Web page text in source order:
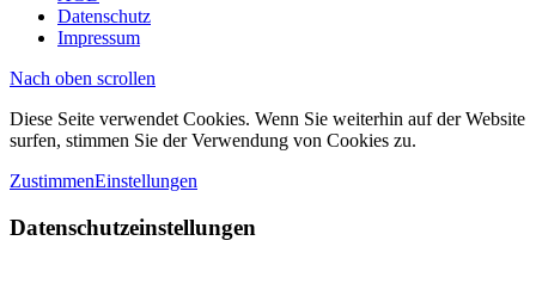
Datenschutz
Impressum
Nach oben scrollen
Diese Seite verwendet Cookies. Wenn Sie weiterhin auf der Website
surfen, stimmen Sie der Verwendung von Cookies zu.
ZustimmenEinstellungen
Datenschutzeinstellungen